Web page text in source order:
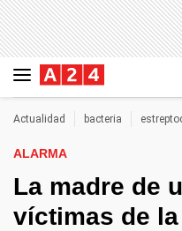
Actualidad bacteria
ALARMA
La madre de
víctimas de